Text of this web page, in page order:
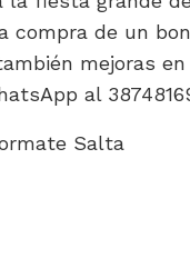
compra de un
mejoras
al
Salta